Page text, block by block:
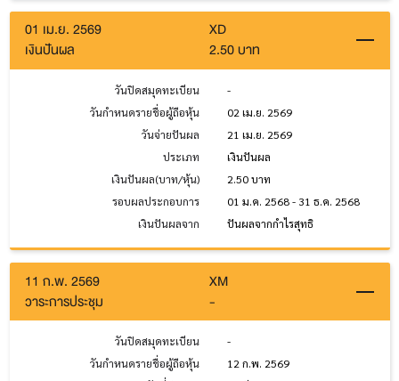
01 เม.ย. 2569
XD
เงินปันผล
2.50 บาท
วันปิดสมุดทะเบียน
-
วันกำหนดรายชื่อผู้ถือหุ้น
02 เม.ย. 2569
วันจ่ายปันผล
21 เม.ย. 2569
ประเภท
เงินปันผล
เงินปันผล(บาท/หุ้น)
2.50 บาท
รอบผลประกอบการ
01 ม.ค. 2568 - 31 ธ.ค. 2568
เงินปันผลจาก
ปันผลจากกำไรสุทธิ
11 ก.พ. 2569
XM
วาระการประชุม
-
วันปิดสมุดทะเบียน
-
วันกำหนดรายชื่อผู้ถือหุ้น
12 ก.พ. 2569